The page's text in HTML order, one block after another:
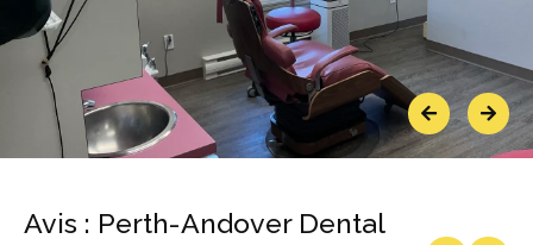
PreviousNext
Avis : Perth-Andover Dental